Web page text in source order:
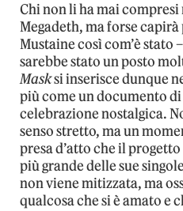
Chi non li ha mai
Megadeth, ma forse capirà
Mustaine così com’è stato
sarebbe stato un posto
Masksi inserisce dunque
più come un documento di
celebrazione nostalgica.
senso stretto, ma un
presa d’atto che il
più grande delle sue
non viene mitizzata, ma
qualcosa che si è amato e